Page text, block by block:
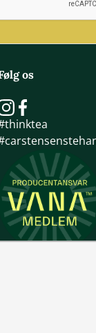
os